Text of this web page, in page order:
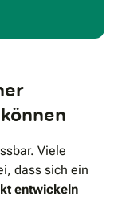
Viele
dass sich ein
entwickeln